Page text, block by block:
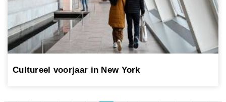
Cultureel voorjaar in New York